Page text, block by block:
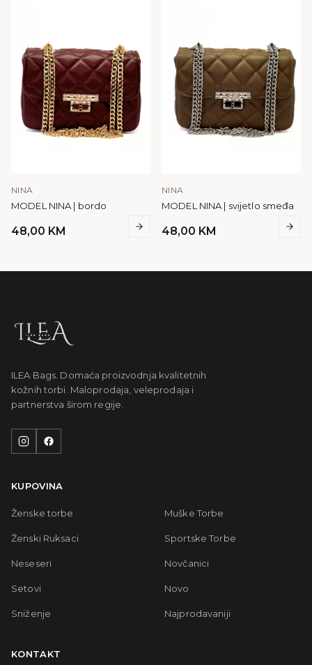
NINA
MODEL NINA | bordo
48,00 KM
NINA
MODEL NINA | svijetlo smeđa
48,00 KM
ILEA Bags. Domaća proizvodnja kvalitetnih
kožnih torbi. Maloprodaja, veleprodaja i
partnerstva širom regije.
KUPOVINA
Ženske torbe Muške Torbe
Ženski Ruksaci Sportske Torbe
Neseseri Novčanici
Setovi Novo
Sniženje Najprodavaniji
KONTAKT